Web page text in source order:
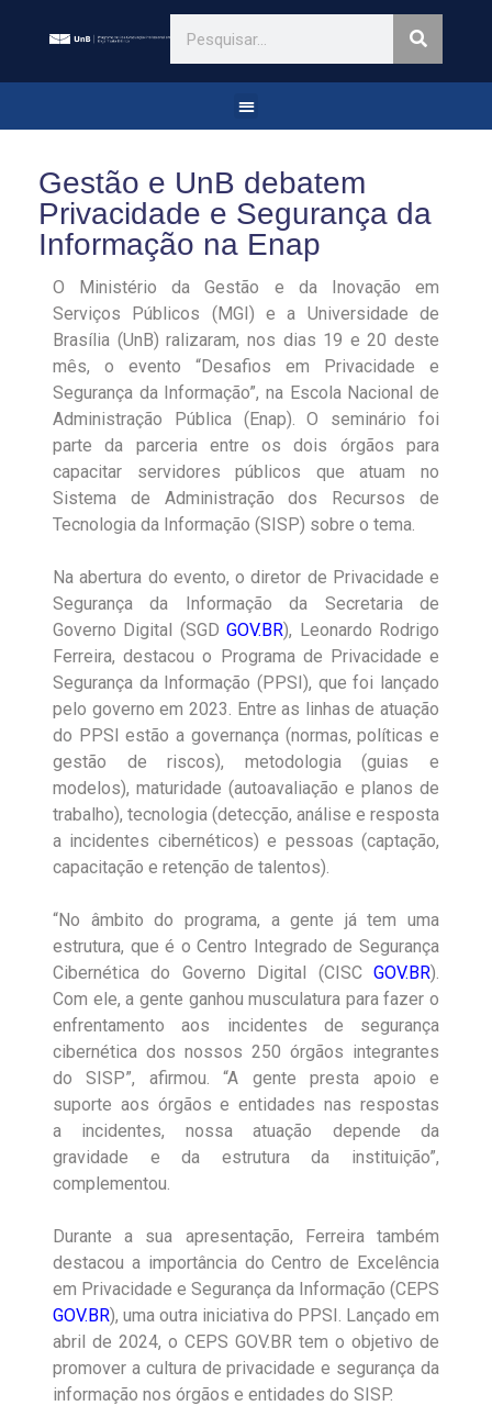
Gestão e UnB debatem
Privacidade e Segurança da
Informação na Enap
O Ministério da Gestão e da Inovação em
Serviços Públicos (MGI) e a Universidade de
Brasília (UnB) ralizaram, nos dias 19 e 20 deste
mês, o evento “Desafios em Privacidade e
Segurança da Informação”, na Escola Nacional de
Administração Pública (Enap). O seminário foi
parte da parceria entre os dois órgãos para
capacitar servidores públicos que atuam no
Sistema de Administração dos Recursos de
Tecnologia da Informação (SISP) sobre o tema.
Na abertura do evento, o diretor de Privacidade e
Segurança da Informação da Secretaria de
Governo Digital (SGDGOV.BR), Leonardo Rodrigo
Ferreira, destacou o Programa de Privacidade e
Segurança da Informação (PPSI), que foi lançado
pelo governo em 2023. Entre as linhas de atuação
do PPSI estão a governança (normas, políticas e
gestão de riscos), metodologia (guias e
modelos), maturidade (autoavaliação e planos de
trabalho), tecnologia (detecção, análise e resposta
a incidentes cibernéticos) e pessoas (captação,
capacitação e retenção de talentos).
“No âmbito do programa, a gente já tem uma
estrutura, que é o Centro Integrado de Segurança
Cibernética do Governo Digital (CISC GOV.BR).
Com ele, a gente ganhou musculatura para fazer o
enfrentamento aos incidentes de segurança
cibernética dos nossos 250 órgãos integrantes
do SISP”, afirmou. “A gente presta apoio e
suporte aos órgãos e entidades nas respostas
a incidentes, nossa atuação depende da
gravidade e da estrutura da instituição”,
complementou.
Durante a sua apresentação, Ferreira também
destacou a importância do Centro de Excelência
em Privacidade e Segurança da Informação (CEPS
GOV.BR), uma outra iniciativa do PPSI. Lançado em
abril de 2024, o CEPS GOV.BR tem o objetivo de
promover a cultura de privacidade e segurança da
informação nos órgãos e entidades do SISP.